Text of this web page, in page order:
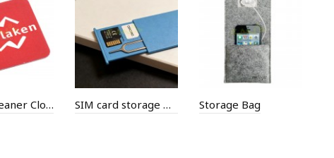
Screen Cleaner Cloth SIM card storage box with eject pin Storage Bag